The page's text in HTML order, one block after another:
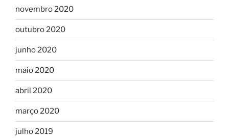
novembro 2020
outubro 2020
junho 2020
maio 2020
abril 2020
março 2020
julho 2019